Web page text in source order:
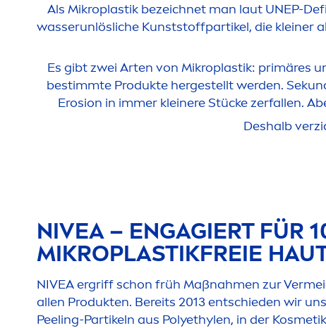
Als Mikroplastik bezeichnet man laut UNEP-
wasserunlösliche Kunststoffpartikel, die kleiner
Es gibt zwei Arten von Mikroplastik: primäres
bestimmte Produkte hergestellt werden.
Erosion in immer kleinere Stücke zerfallen.
Deshalb
NIVEA– ENGAGIERT FÜR
MIKROPLASTIKFREIE
NIVEAergriff schon früh Maßnahmen zur
allen Produkten. Bereits 2013 entschieden wir
Peeling-Partikeln aus Polyethylen, in der